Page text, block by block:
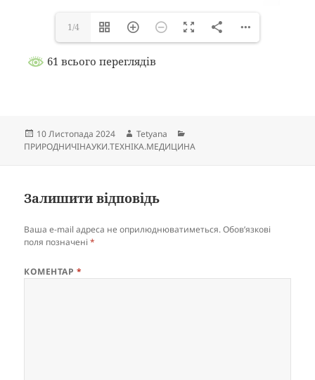
1/4
61 всього переглядів
Опубліковано
10 Листопада 2024 Автор
Tetyana
ПРИРОДНИЧІНАУКИ.ТЕХНІКА.МЕДИЦИНА
Залишити відповідь
Ваша e-mail адреса не оприлюднюватиметься. Обов’язкові
поля позначені*
КОМЕНТАР *